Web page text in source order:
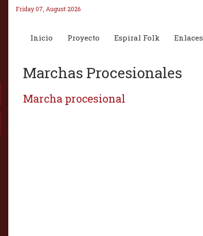
Friday 07, August 2026
Inicio Proyecto Espiral Folk Enlaces
Marchas Procesionales
Marcha procesional